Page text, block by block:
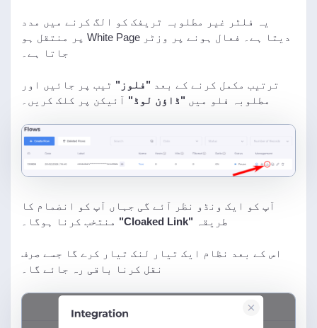
یہ فلٹر غیر مطلوبہ ٹریفک کو الگ کرنے میں مدد
دیتا ہے۔ فعال ہونے پر وزٹر White Page پر منتقل ہو
جاتا ہے۔
ترتیب مکمل کرنے کے بعد "فلوز" ٹیب پر جائیں اور
مطلوبہ فلو میں "ڈاؤن لوڈ" آئیکن پر کلک کریں۔
آپ کو ایک ونڈو نظر آئے گی جہاں آپ کو انضمام کا
طریقہ "Cloaked Link" منتخب کرنا ہوگا۔
اس کے بعد نظام ایک تیار لنک تیار کرے گا جسے صرف
نقل کرنا باقی رہ جائے گا۔